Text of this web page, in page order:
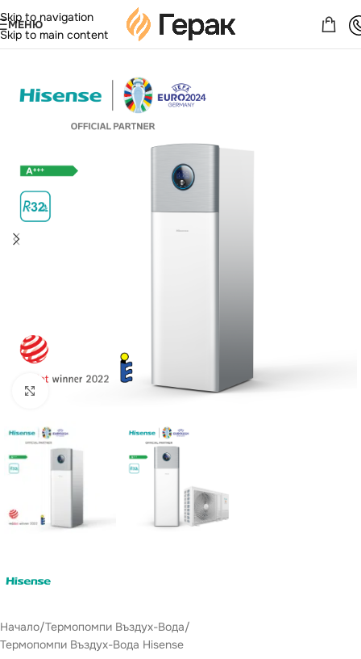
Skip to navigation
Skip to main content
МЕНЮ
Начало/Термопомпи Въздух-Вода/
Термопомпи Въздух-Вода Hisense